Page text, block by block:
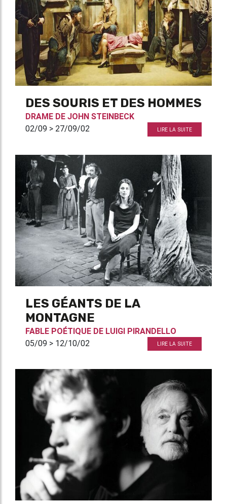
DES SOURIS ET DES HOMMES
DRAME DE JOHN STEINBECK
02/09 > 27/09/02
LIRE LA SUITE
LES GÉANTS DE LA
MONTAGNE
FABLE POÉTIQUE DE LUIGI PIRANDELLO
05/09 > 12/10/02
LIRE LA SUITE